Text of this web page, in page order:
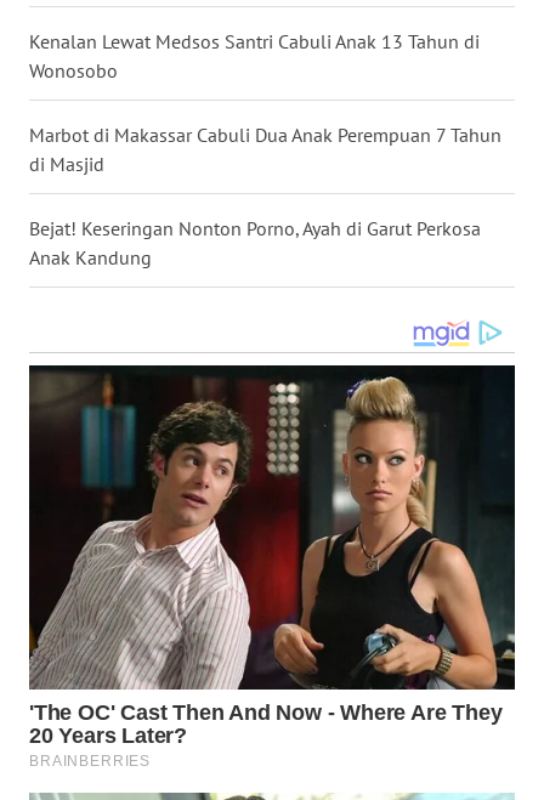
Kenalan Lewat Medsos Santri Cabuli Anak 13 Tahun di
Wonosobo
Marbot di Makassar Cabuli Dua Anak Perempuan 7 Tahun
di Masjid
Bejat! Keseringan Nonton Porno, Ayah di Garut Perkosa
Anak Kandung
WN
KALBAR
WN
WN
KALTIM
SULSEL
WN
GORONTALO
WN
SULUT
WN
MALUKU